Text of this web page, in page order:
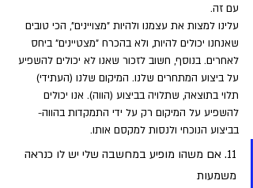
עם זה.
עלינו למצות את עצמנו ולהיות "מצויינים", הכי טובים
שאנחנו יכולים להיות, ולא בהכרח "מצטיינים" ביחס
לאחרים. בנוסף, חשוב לזכור שאנו לא יכולים להשפיע
על ביצוע המתחרים שלנו. המיקום שלנו (העתידי)
תלוי בתוצאה, שתלויה בביצוע (הווה). אנו יכולים
להשפיע על המיקום רק על ידי התמקדות בהווה-
בביצוע הנוכחי ולנסות למקסם אותו.
11. אם משהו מופיע במחשבה שלי יש לו כנראה
משמעות